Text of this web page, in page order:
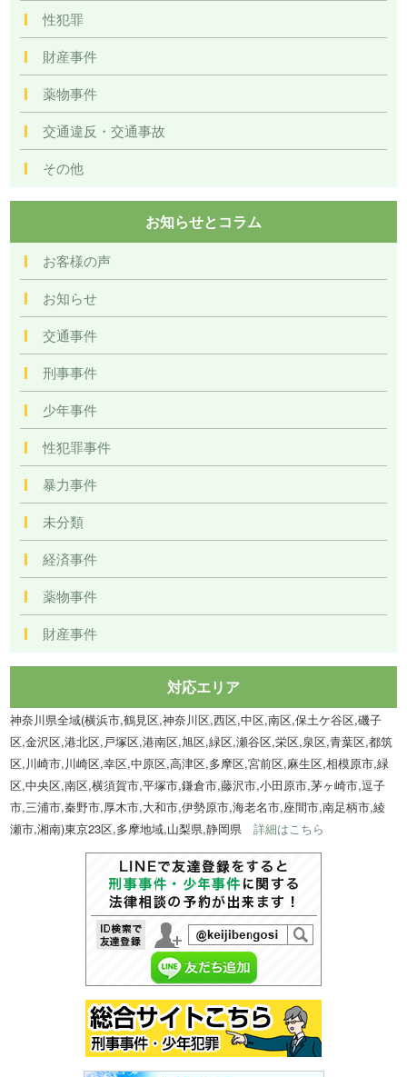
性犯罪
財産事件
薬物事件
交通違反・交通事故
その他
お知らせとコラム
お客様の声
お知らせ
交通事件
刑事事件
少年事件
性犯罪事件
暴力事件
未分類
経済事件
薬物事件
財産事件
対応エリア
神奈川県全域(横浜市,鶴見区,神奈川区,西区,中区,南区,保土ケ谷区,磯子
区,金沢区,港北区,戸塚区,港南区,旭区,緑区,瀬谷区,栄区,泉区,青葉区,都筑
区,川崎市,川崎区,幸区,中原区,高津区,多摩区,宮前区,麻生区,相模原市,緑
区,中央区,南区,横須賀市,平塚市,鎌倉市,藤沢市,小田原市,茅ヶ崎市,逗子
市,三浦市,秦野市,厚木市,大和市,伊勢原市,海老名市,座間市,南足柄市,綾
瀬市,湘南)東京23区,多摩地域,山梨県,静岡県詳細はこちら